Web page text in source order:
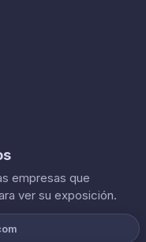
empresas que
ver su exposición.